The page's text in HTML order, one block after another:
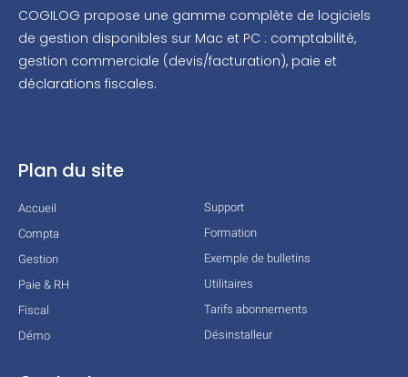
COGILOG propose une gamme complète de logiciels
de gestion disponibles sur Mac et PC : comptabilité,
gestion commerciale (devis/facturation), paie et
déclarations fiscales.
Plan du site
Accueil
Compta
Gestion
Paie & RH
Fiscal
Démo
Support
Formation
Exemple de bulletins
Utilitaires
Tarifs abonnements
Désinstalleur